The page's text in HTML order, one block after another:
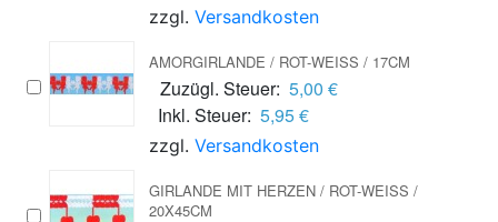
zzgl. Versandkosten
AMORGIRLANDE / ROT-WEISS / 17CM
Zuzügl. Steuer: 5,00 €
Inkl. Steuer: 5,95 €
zzgl. Versandkosten
GIRLANDE MIT HERZEN / ROT-WEISS / 2
0X45CM